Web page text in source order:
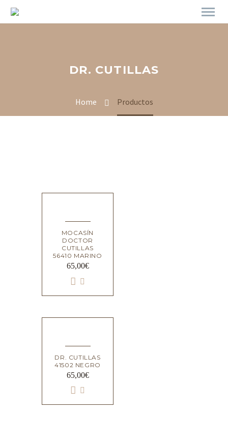
DR. CUTILLAS
Home Productos
MOCASÍN
DOCTOR
CUTILLAS
56410 MARINO
65,00€
DR. CUTILLAS
41502 NEGRO
65,00€